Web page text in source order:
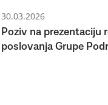
30.03.2026
Poziv na prezentaciju
poslovanja Grupe